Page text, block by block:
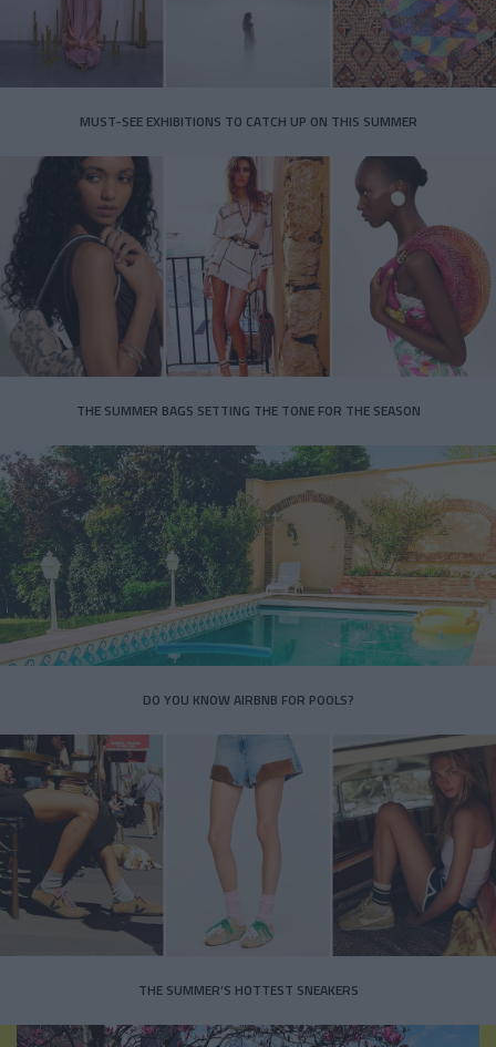
MUST-SEE EXHIBITIONS TO CATCH UP ON THIS SUMMER
THE SUMMER BAGS SETTING THE TONE FOR THE SEASON
DO YOU KNOW AIRBNB FOR POOLS?
THE SUMMER’S HOTTEST SNEAKERS